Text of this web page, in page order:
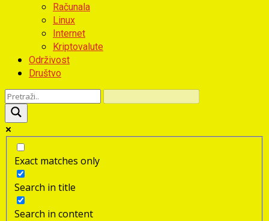
Računala
Linux
Internet
Kriptovalute
Održivost
Društvo
Exact matches only
Search in title
Search in content